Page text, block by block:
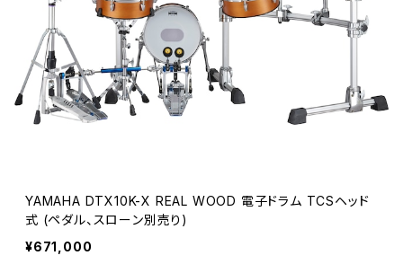
YAMAHA DTX10K-X REAL WOOD 電子ドラム TCSヘッド
式 (ペダル、スローン別売り)
¥671,000